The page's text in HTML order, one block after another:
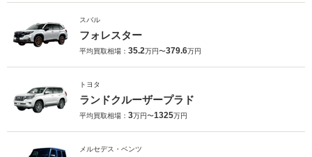
スバル
フォレスター
平均買取相場： 35.2万円〜379.6万円
トヨタ
ランドクルーザープラド
平均買取相場： 3万円〜1325万円
メルセデス・ベンツ